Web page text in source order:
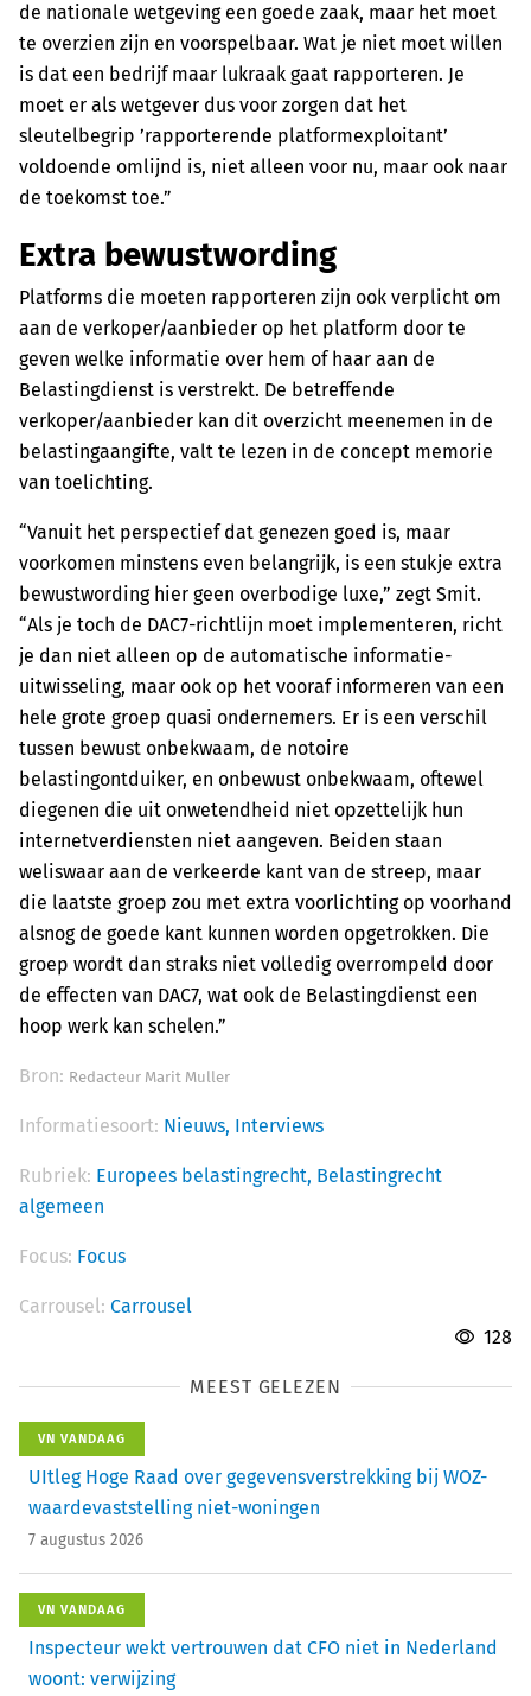
de nationale wetgeving een goede zaak, maar het moet
te overzien zijn en voorspelbaar. Wat je niet moet willen
is dat een bedrijf maar lukraak gaat rapporteren. Je
moet er als wetgever dus voor zorgen dat het
sleutelbegrip ’rapporterende platformexploitant’
voldoende omlijnd is, niet alleen voor nu, maar ook naar
de toekomst toe.”
Extra bewustwording
Platforms die moeten rapporteren zijn ook verplicht om
aan de verkoper/aanbieder op het platform door te
geven welke informatie over hem of haar aan de
Belastingdienst is verstrekt. De betreffende
verkoper/aanbieder kan dit overzicht meenemen in de
belastingaangifte, valt te lezen in de concept memorie
van toelichting.
“Vanuit het perspectief dat genezen goed is, maar
voorkomen minstens even belangrijk, is een stukje extra
bewustwording hier geen overbodige luxe,” zegt Smit.
“Als je toch de DAC7-richtlijn moet implementeren, richt
je dan niet alleen op de automatische informatie-
uitwisseling, maar ook op het vooraf informeren van een
hele grote groep quasi ondernemers. Er is een verschil
tussen bewust onbekwaam, de notoire
belastingontduiker, en onbewust onbekwaam, oftewel
diegenen die uit onwetendheid niet opzettelijk hun
internetverdiensten niet aangeven. Beiden staan
weliswaar aan de verkeerde kant van de streep, maar
die laatste groep zou met extra voorlichting op voorhand
alsnog de goede kant kunnen worden opgetrokken. Die
groep wordt dan straks niet volledig overrompeld door
de effecten van DAC7, wat ook de Belastingdienst een
hoop werk kan schelen.”
Bron: Redacteur Marit Muller
Informatiesoort: Nieuws, Interviews
Rubriek: Europees belastingrecht, Belastingrecht
algemeen
Focus: Focus
Carrousel: Carrousel
128
MEEST GELEZEN
VN VANDAAG
UItleg Hoge Raad over gegevensverstrekking bij WOZ-
waardevaststelling niet-woningen
7 augustus 2026
VN VANDAAG
Inspecteur wekt vertrouwen dat CFO niet in Nederland
woont: verwijzing